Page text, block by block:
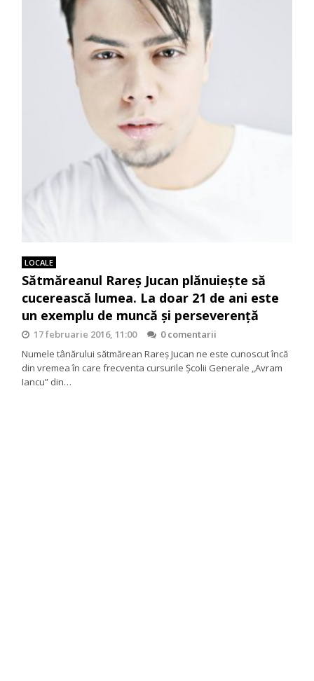
LOCALE
Sătmăreanul Rareș Jucan plănuiește să
cucerească lumea. La doar 21 de ani este
un exemplu de muncă și perseverență
17 februarie 2016, 11:00
0 comentarii
Numele tânărului sătmărean Rareș Jucan ne este cunoscut încă
din vremea în care frecventa cursurile Școlii Generale „Avram
Iancu” din…